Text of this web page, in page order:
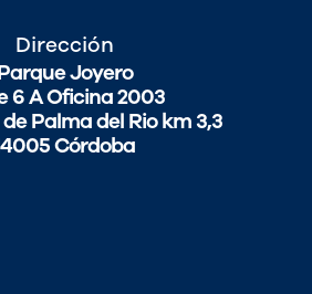
Dirección
Joyero
6 A Oficina 2003
Palma del Rio km 3,3
Córdoba